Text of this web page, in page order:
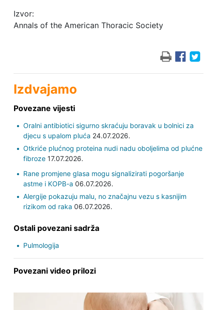
Izvor:
Annals of the American Thoracic Society
Izdvajamo
Povezane vijesti
Oralni antibiotici sigurno skraćuju boravak u bolnici za
djecu s upalom pluća 24.07.2026.
Otkriće plućnog proteina nudi nadu oboljelima od plućne
fibroze17.07.2026.
Rane promjene glasa mogu signalizirati pogoršanje
astme i KOPB-a 06.07.2026.
Alergije pokazuju malu, no značajnu vezu s kasnijim
rizikom od raka 06.07.2026.
Ostali povezani sadrža
Pulmologija
Povezani video prilozi